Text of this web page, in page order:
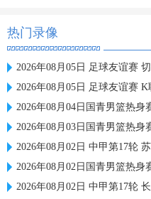
热门录像
2026年08月05日 足球友谊赛
2026年08月05日 足球友谊赛
2026年08月04日国青男篮热身赛 中国
2026年08月03日国青男篮热身赛
2026年08月02日 中甲第17轮
2026年08月02日国青男篮热身赛
2026年08月02日 中甲第17轮